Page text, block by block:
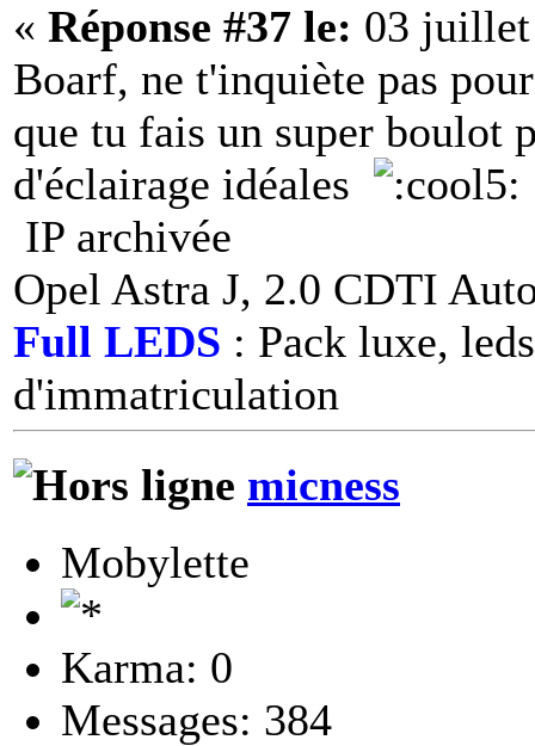
« Réponse #37 le: 03 juillet
Boarf, ne t'inquiète pas
que tu fais un super boulot
d'éclairage idéales
IP archivée
Opel Astra J, 2.0 CDTI
Full LEDS : Pack luxe,
d'immatriculation
micness
Mobylette
Karma: 0
Messages: 384